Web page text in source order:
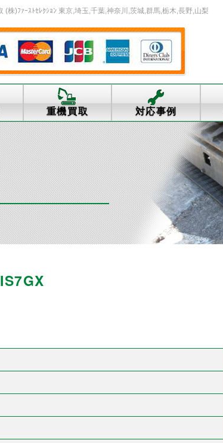
)ﾌｧｰｽﾄｾﾚｸｼｮﾝ 東京,埼玉,千葉,神奈川,茨城,群馬,栃木,長野,山梨
重機買取 対応事例